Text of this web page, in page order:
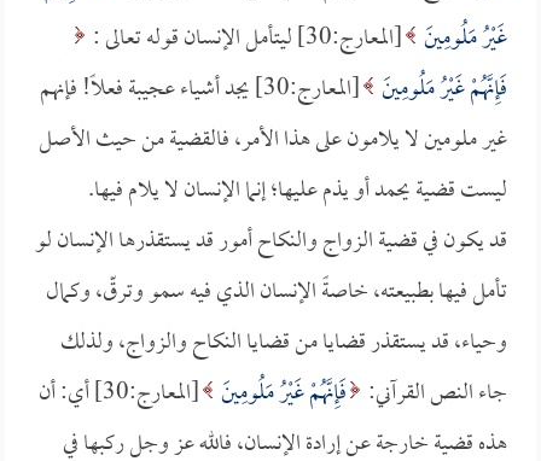
غَيْرُ مَلُومِينَ [المعارج:30] ليتأمل الإنسان قوله تعالى :
فَإِنَّهُمْ غَيْرُ مَلُومِينَ
[المعارج:30] يجد أشياء عجيبة فعلاً! فإنهم
غير ملومين لا يلامون على هذا الأمر، فالقضية من حيث الأصل
ليست قضية يحمد أو يذم عليها؛ إنما الإنسان لا يلام فيها.
قد يكون في قضية الزواج والنكاح أمور قد يستقذرها الإنسان لو
تأمل فيها بطبيعته، خاصةً الإنسان الذي فيه سمو وترقّ، وكمال
وحياء، قد يستقذر قضايا من قضايا النكاح والزواج، ولذلك
جاء النص القرآني: فَإِنَّهُمْ غَيْرُ مَلُومِينَ
[المعارج:30] أي: أن
هذه قضية خارجة عن إرادة الإنسان، فالله عز وجل ركبها في